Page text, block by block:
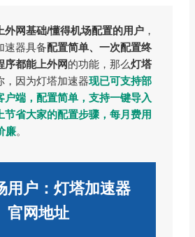
外网基础/懂得机场配置的用户 ，
速器具备配置简单、一次配置终
序都能上外网的功能，那么灯塔
，因为灯塔加速器现已可支持部
户端，配置简单，支持一键导入
节省大家的配置步骤，每月费用
廉。
用户：灯塔加速器
官网地址